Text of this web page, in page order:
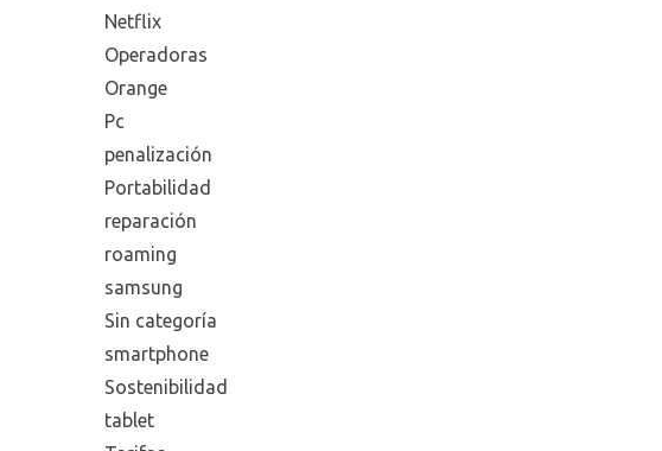
Netflix
Operadoras
Orange
Pc
penalización
Portabilidad
reparación
roaming
samsung
Sin categoría
smartphone
Sostenibilidad
tablet